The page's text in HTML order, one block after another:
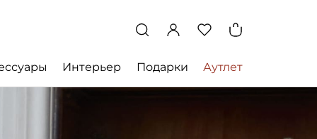
Интерьер Подарки Аутлет